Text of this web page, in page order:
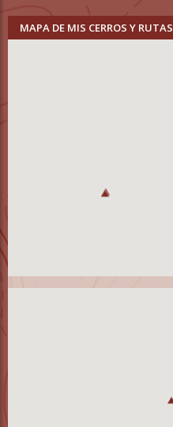
MAPA DE MIS CERROS Y RUTAS